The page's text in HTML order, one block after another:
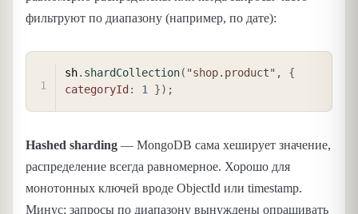
фильтруют по диапазону (например, по дате):
sh. shardCollection( "shop.product" ,
{
categoryId : 1 }) ;
Hashed sharding — MongoDB сама хеширует значение,
распределение всегда равномерное. Хорошо для
монотонных ключей вроде ObjectId или timestamp.
Минус: запросы по диапазону вынуждены опрашивать